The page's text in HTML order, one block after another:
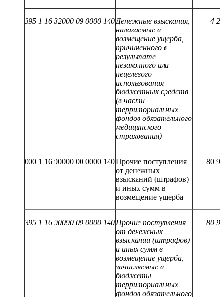
395 1 16 32000 09 0000 140Денежные взыскания,
налагаемые в
возмещение ущерба,
причиненного в
результате
незаконного или
нецелевого
использования
бюджетных средств
(в части
территориальных
фондов обязательного
медицинского
страхования)
4
000 1 16 90000 00 0000 140Прочие поступления
от денежных
взысканий (штрафов)
и иных сумм в
возмещение ущерба
80
395 1 16 90090 09 0000 140Прочие поступления
от денежных
взысканий (штрафов)
и иных сумм в
возмещение ущерба,
зачисляемые в
бюджеты
территориальных
фондов обязательного
80